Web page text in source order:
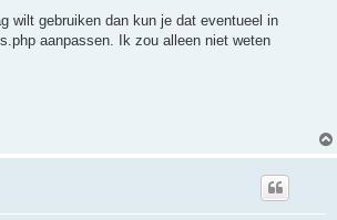
wilt gebruiken dan kun je dat eventueel in
aanpassen. Ik zou alleen niet weten